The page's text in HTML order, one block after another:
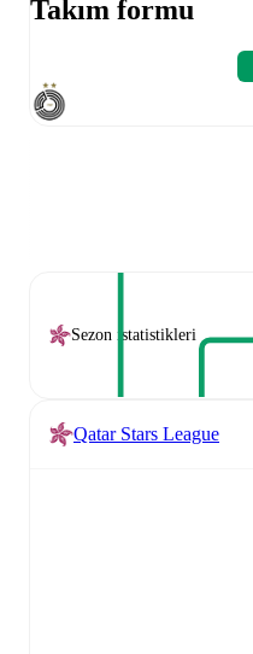
Takım formu
Sezon istatistikleri
Qatar Stars League